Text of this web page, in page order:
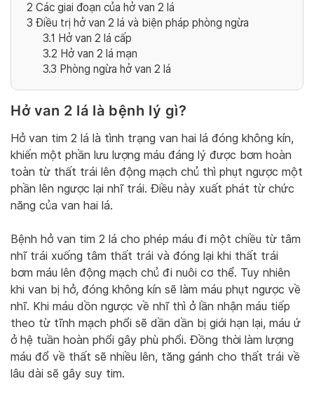
2 Các giai đoạn của hở van 2 lá
3 Điều trị hở van 2 lá và biện pháp phòng ngừa
3.1 Hở van 2 lá cấp
3.2 Hở van 2 lá mạn
3.3 Phòng ngừa hở van 2 lá
Hở van 2 lá là bệnh lý gì?
Hở van tim 2 lá là tình trạng van hai lá đóng không kín,
khiến một phần lưu lượng máu đáng lý được bơm hoàn
toàn từ thất trái lên động mạch chủ thì phụt ngược một
phần lên ngược lại nhĩ trái. Điều này xuất phát từ chức
năng của van hai lá.
Bệnh hở van tim 2 lá cho phép máu đi một chiều từ tâm
nhĩ trái xuống tâm thất trái và đóng lại khi thất trái
bơm máu lên động mạch chủ đi nuôi cơ thể. Tuy nhiên
khi van bị hở, đóng không kín sẽ làm máu phụt ngược về
nhĩ. Khi máu dồn ngược về nhĩ thì ở lần nhận máu tiếp
theo từ tĩnh mạch phổi sẽ dần dần bị giới hạn lại, máu ứ
ở hệ tuần hoàn phổi gây phù phổi. Đồng thời làm lượng
máu đổ về thất sẽ nhiều lên, tăng gánh cho thất trái về
lâu dài sẽ gây suy tim.